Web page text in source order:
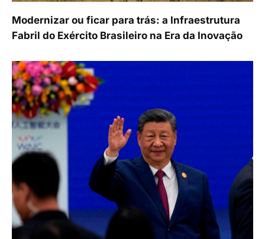
Modernizar ou ficar para trás: a Infraestrutura
Fabril do Exército Brasileiro na Era da Inovação